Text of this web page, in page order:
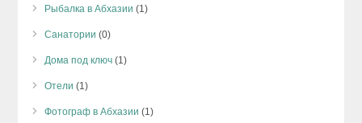
Рыбалка в Абхазии (1)
Санатории (0)
Дома под ключ (1)
Отели (1)
Фотограф в Абхазии (1)